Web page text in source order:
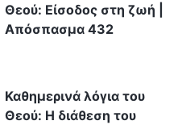
Θεού: Είσοδος στη ζωή |
Απόσπασμα 432
Καθημερινά λόγια του
Θεού: Η διάθεση του